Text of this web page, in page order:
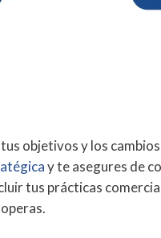
objetivos y los
y te asegures de
tus prácticas